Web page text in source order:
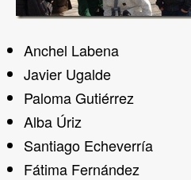
Anchel Labena
Javier Ugalde
Paloma Gutiérrez
Alba Úriz
Santiago Echeverría
Fátima Fernández